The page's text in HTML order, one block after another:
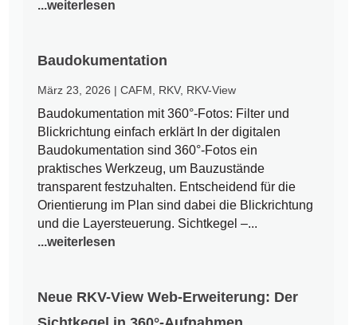
...weiterlesen
Baudokumentation
März 23, 2026 |CAFM RKV, RKV-View
Baudokumentation mit 360°-Fotos: Filter und
Blickrichtung einfach erklärt In der digitalen
Baudokumentation sind 360°-Fotos ein
praktisches Werkzeug, um Bauzustände
transparent festzuhalten. Entscheidend für die
Orientierung im Plan sind dabei die Blickrichtung
und die Layersteuerung. Sichtkegel –...
...weiterlesen
Neue RKV-View Web-Erweiterung: Der